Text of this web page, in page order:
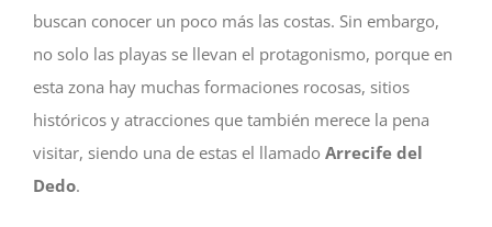
buscan conocer un poco más las costas. Sin embargo,
no solo las playas se llevan el protagonismo, porque en
esta zona hay muchas formaciones rocosas, sitios
históricos y atracciones que también merece la pena
visitar, siendo una de estas el llamado Arrecife del
Dedo.